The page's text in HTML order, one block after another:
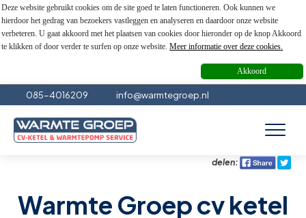
Deze website gebruikt cookies om de site goed te laten functioneren. Ook kunnen we
hierdoor het gedrag van bezoekers vastleggen en analyseren en daardoor onze website
verbeteren. U gaat akkoord met het plaatsen van cookies door hieronder op de knop Akkoord
te klikken of door verder te surfen op onze website.Meer informatie over deze cookies.
Akkoord
085-4016209 info@warmtegroep.nl
delen:
Warmte Groep cv ketel